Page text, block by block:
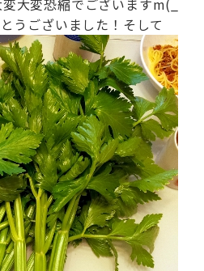
大変恐縮でございますm(_
うございました！ そして